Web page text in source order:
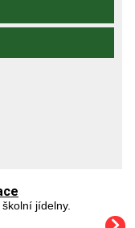
jídelny.